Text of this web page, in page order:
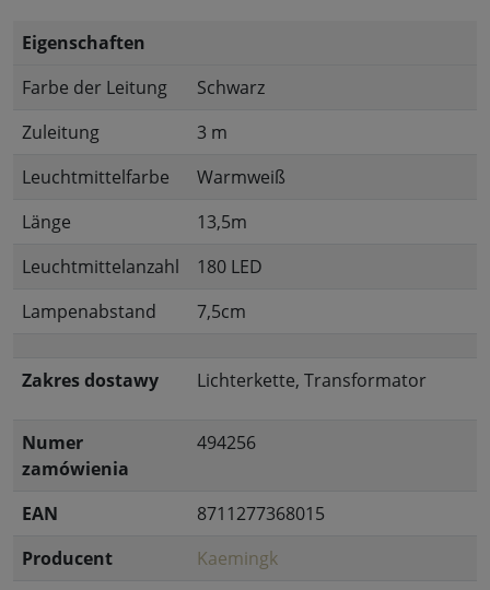
Eigenschaften
Farbe der Leitung
Schwarz
Zuleitung
3 m
Leuchtmittelfarbe
Warmweiß
Länge
13,5m
Leuchtmittelanzahl
180 LED
Lampenabstand
7,5cm
Zakres dostawy Lichterkette, Transformator
Numer
zamówienia
494256
EAN
8711277368015
Producent
Kaemingk